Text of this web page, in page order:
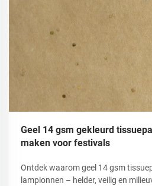
Geel 14 gsm gekleurd
maken voor festivals
Ontdek waarom geel 14 gsm
lampionnen – helder, veilig en